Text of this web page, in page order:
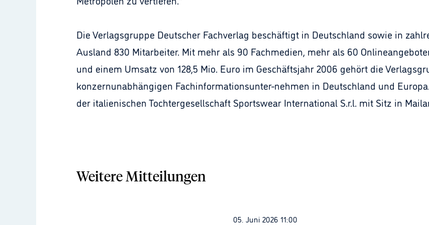
Die Verlagsgruppe Deutscher Fachverlag beschäftigt in Deutschland sowie in
Ausland 830 Mitarbeiter. Mit mehr als 90 Fachmedien, mehr als 60
und einem Umsatz von 128,5 Mio. Euro im Geschäftsjahr 2006 gehört die
konzernunabhängigen Fachinformationsunter-nehmen in Deutschland und
der italienischen Tochtergesellschaft Sportswear International S.r.l. mit Sitz in
Weitere Mitteilungen
05. Juni 2026 11:00